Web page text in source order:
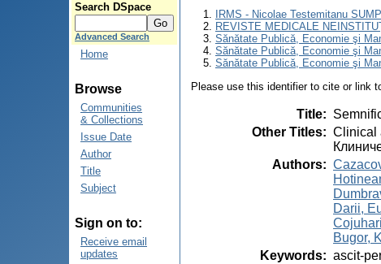
Search DSpace
Advanced Search
Home
Browse
Communities
& Collections
Issue Date
Author
Title
Subject
Sign on to:
Receive email
updates
IRMS - Nicolae Testemitanu
REVISTE MEDICALE
Sănătate Publică, Economie şi
Sănătate Publică, Economie şi
Sănătate Publică, Economie şi
Please use this identifier to cite or link
Title:
Other Titles: Clinical
Authors:
Darii,
Bugor,
Keywords: ascit-